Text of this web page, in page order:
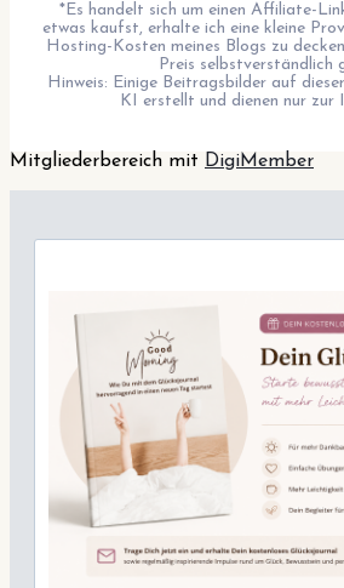
*Es handelt sich um einen Affiliate-
etwas kaufst, erhalte ich eine kleine
Hosting-Kosten meines Blogs zu
Preis selbstverständlich
Hinweis: Einige Beitragsbilder auf
KI erstellt und dienen nur zur
Mitgliederbereich mit DigiMember